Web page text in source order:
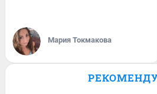
Мария Токмакова